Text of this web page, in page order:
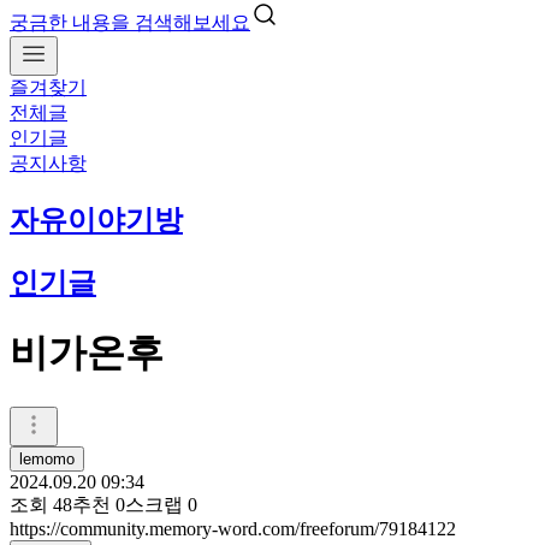
궁금한 내용을 검색해보세요
즐겨찾기
전체글
인기글
공지사항
자유이야기방
인기글
비가온후
lemomo
2024.09.20 09:34
조회 48추천 0스크랩 0
https://community.memory-word.com/freeforum/79184122